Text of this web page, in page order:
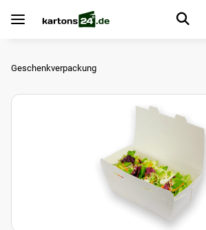
Geschenkverpackung